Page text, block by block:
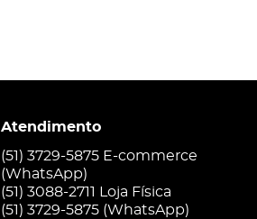
Atendimento
(51) 3729-5875 E-commerce
(WhatsApp)
(51) 3088-2711 Loja Física
(51) 3729-5875 (WhatsApp)